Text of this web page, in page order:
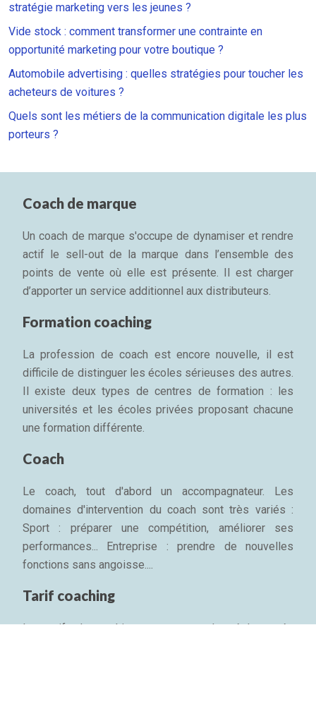
stratégie marketing vers les jeunes ?
Vide stock : comment transformer une contrainte en
opportunité marketing pour votre boutique ?
Automobile advertising : quelles stratégies pour toucher les
acheteurs de voitures ?
Quels sont les métiers de la communication digitale les plus
porteurs ?
Coach de marque
Un coach de marque s'occupe de dynamiser et rendre
actif le sell-out de la marque dans l’ensemble des
points de vente où elle est présente. Il est charger
d’apporter un service additionnel aux distributeurs.
Formation coaching
La profession de coach est encore nouvelle, il est
difficile de distinguer les écoles sérieuses des autres.
Il existe deux types de centres de formation : les
universités et les écoles privées proposant chacune
une formation différente.
Coach
Le coach, tout d'abord un accompagnateur. Les
domaines d'intervention du coach sont très variés :
Sport : préparer une compétition, améliorer ses
performances... Entreprise : prendre de nouvelles
fonctions sans angoisse....
Tarif coaching
Les tarifs du coaching ne sont pas plus réglementés